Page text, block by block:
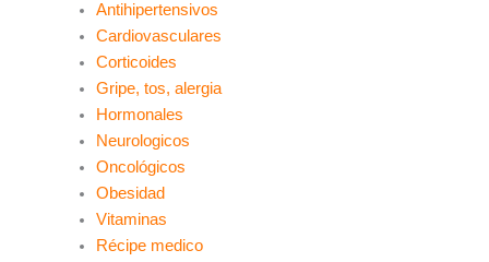
Antihipertensivos
Cardiovasculares
Corticoides
Gripe, tos, alergia
Hormonales
Neurologicos
Oncológicos
Obesidad
Vitaminas
Récipe medico